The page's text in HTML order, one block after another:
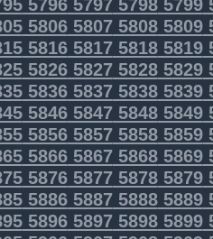
5806580758085809
5816581758185819
5826582758285829
5836583758385839
5846584758485849
5856585758585859
5866586758685869
5876587758785879
5886588758885889
5896589758985899